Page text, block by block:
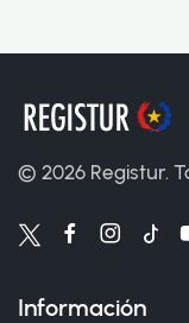
© 2026 Registur.
Información